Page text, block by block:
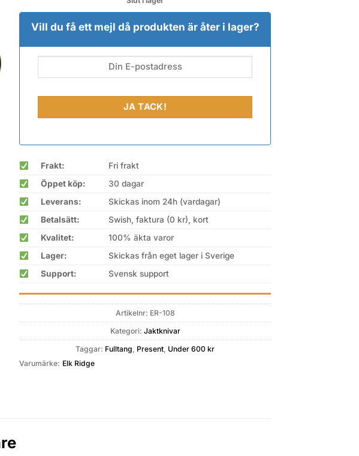
Vill du få ett mejl då produkten är åter i lager?
Frakt:
Fri frakt
Öppet köp:
30 dagar
Leverans:
Skickas inom 24h (vardagar)
Betalsätt:
Swish, faktura (0 kr), kort
Kvalitet:
100% äkta varor
Lager:
Skickas från eget lager i Sverige
Support:
Svensk support
Artikelnr: ER-108
Kategori: Jaktknivar
Taggar: Fulltang Present Under 600 kr
Varumärke: Elk Ridge